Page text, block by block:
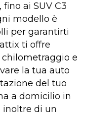
ai SUV C3
modello è
per garantirti
ti offre
e
la tua auto
del tuo
a domicilio in
di un